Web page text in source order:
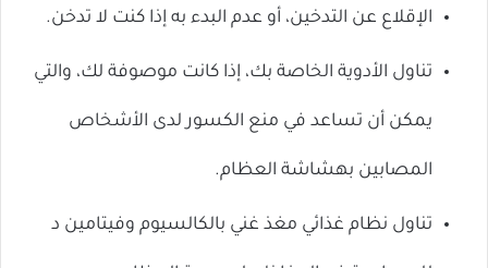
الإقلاع عن التدخين، أو عدم البدء به إذا كنت لا تدخن.
تناول الأدوية الخاصة بك، إذا كانت موصوفة لك، والتي
يمكن أن تساعد في منع الكسور لدى الأشخاص
المصابين بهشاشة العظام.
تناول نظام غذائي مغذ غني بالكالسيوم وفيتامين د